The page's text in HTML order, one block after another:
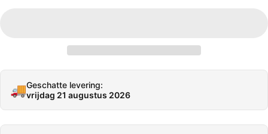
🚚Geschatte levering:
vrijdag 21 augustus 2026